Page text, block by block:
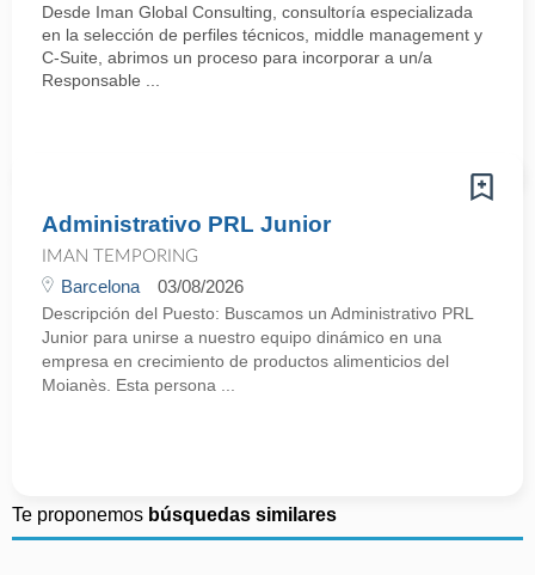
Desde Iman Global Consulting, consultoría especializada
en la selección de perfiles técnicos, middle management y
C-Suite, abrimos un proceso para incorporar a un/a
Responsable ...
Administrativo PRL Junior
IMAN TEMPORING
Barcelona 03/08/2026
Descripción del Puesto: Buscamos un Administrativo PRL
Junior para unirse a nuestro equipo dinámico en una
empresa en crecimiento de productos alimenticios del
Moianès. Esta persona ...
Te proponemos búsquedas similares